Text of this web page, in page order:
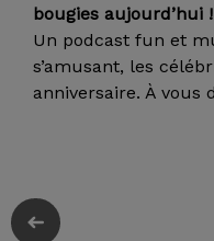
bougies aujourd’hui !
Un podcast fun et
s’amusant, les
anniversaire. À vous